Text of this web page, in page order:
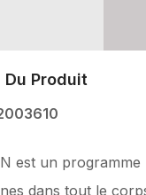
Du Produit
est un
dans tout le